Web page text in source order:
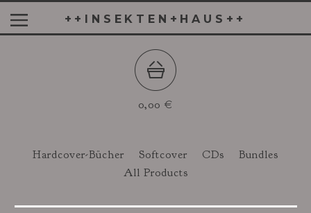
++INSEKTEN+HAUS++
0,00 €
Hardcover-Bücher Softcover CDs
Bundles
All Products